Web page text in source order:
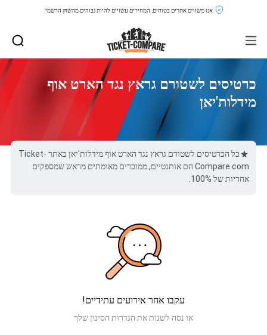
אנו משווים אתרים בטוחים, המחירים עשויים להיות גבוהים מהשוק הרשמי.
כרטיסים לשטורם גראץ נגד הארט אוף
מידלות'יאן
כל הכרטיסים לשטורם גראץ נגד הארט אוף מידלות'יאן באתר Ticket-
Compare.com הם אותנטיים, ממוכרים מאומתים מראש שמספקים
אחריות של 100%.
עקבו אחר אירועים עתידיים!
או נסה לשנות את הגדרות הסינון שלך